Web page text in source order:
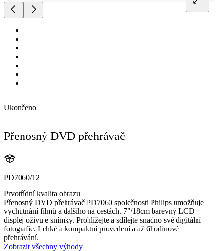
Ukončeno
Přenosný DVD přehrávač
PD7060/12
Prvotřídní kvalita obrazu
Přenosný DVD přehrávač PD7060 společnosti Philips umožňuje
vychutnání filmů a dalšího na cestách. 7"/18cm barevný LCD
displej oživuje snímky. Prohlížejte a sdílejte snadno své digitální
fotografie. Lehké a kompaktní provedení a až 6hodinové
přehrávání.
Zobrazit všechny výhody